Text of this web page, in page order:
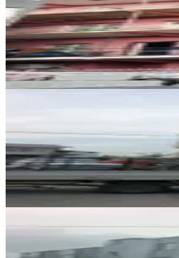
Seyhan,
3+1·230
6.800.000 ₺
Seyhan,
Stüdyo·
15.750.000
Seyhan
Seyhan,